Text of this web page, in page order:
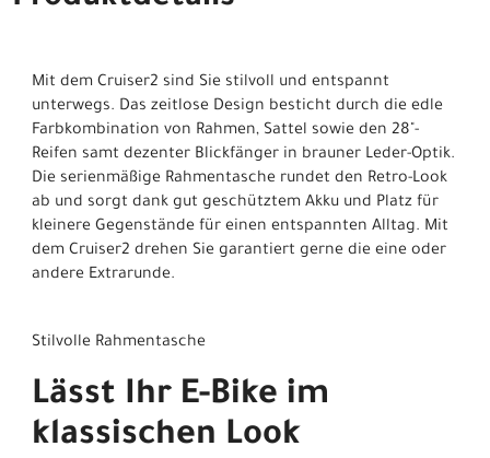
Mit dem Cruiser2 sind Sie stilvoll und entspannt
unterwegs. Das zeitlose Design besticht durch die edle
Farbkombination von Rahmen, Sattel sowie den 28"-
Reifen samt dezenter Blickfänger in brauner Leder-Optik.
Die serienmäßige Rahmentasche rundet den Retro-Look
ab und sorgt dank gut geschütztem Akku und Platz für
kleinere Gegenstände für einen entspannten Alltag. Mit
dem Cruiser2 drehen Sie garantiert gerne die eine oder
andere Extrarunde.
Stilvolle Rahmentasche
Lässt Ihr E-Bike im
klassischen Look